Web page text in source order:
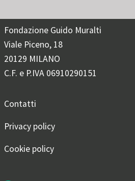
Fondazione Guido Muralti
Viale Piceno, 18
20129 MILANO
C.F. e P.IVA 06910290151
Contatti
Privacy policy
Cookie policy